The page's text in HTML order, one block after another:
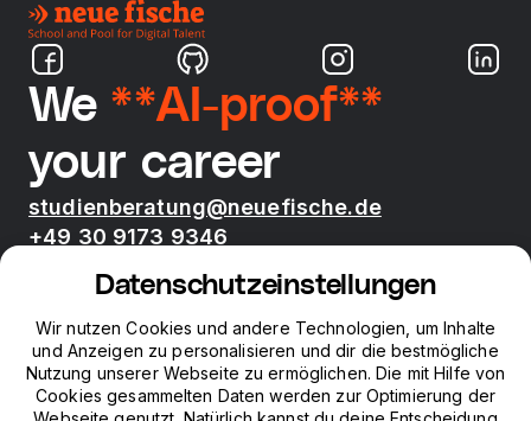
We **AI-proof**
your career
studienberatung@neuefische.de
+49 30 9173 9346
neue fische
Datenschutzeinstellungen
Wir nutzen Cookies und andere Technologien, um Inhalte
und Anzeigen zu personalisieren und dir die bestmögliche
Nutzung unserer Webseite zu ermöglichen. Die mit Hilfe von
Cookies gesammelten Daten werden zur Optimierung der